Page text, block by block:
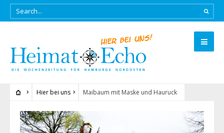
Hier bei uns Maibaum mit Maske und Hauruck